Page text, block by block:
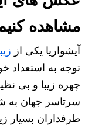
مشاهده
آیشواریا یکی از
توجه به استعداد
چهره زیبا و بی
سرتاسر جهان به
طرفداران بسیار